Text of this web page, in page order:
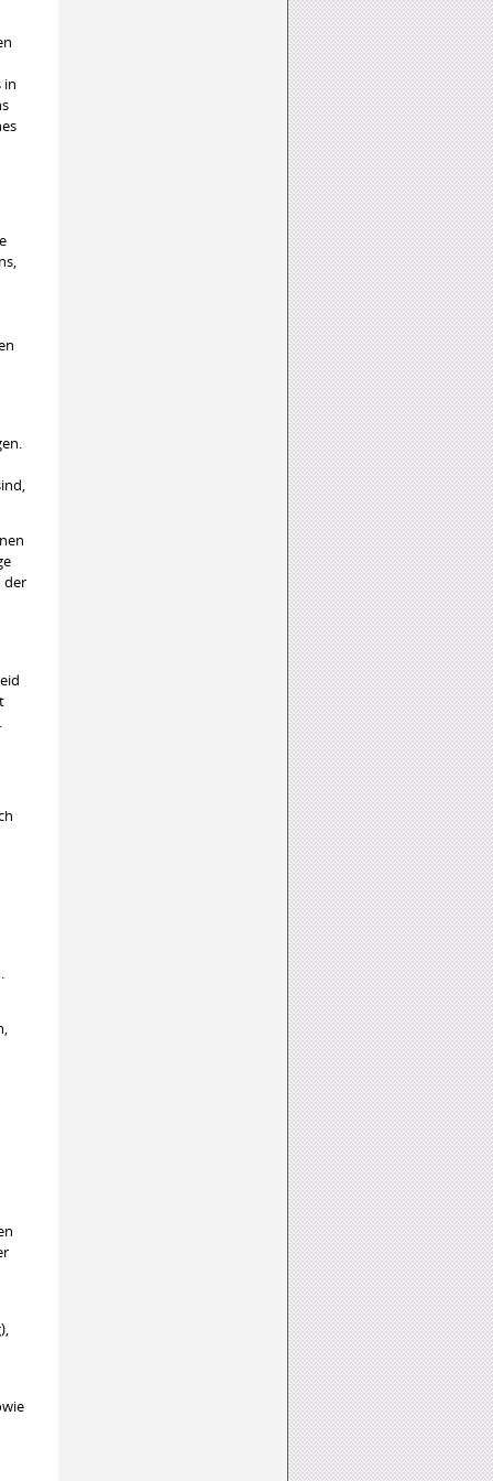
in
.
der